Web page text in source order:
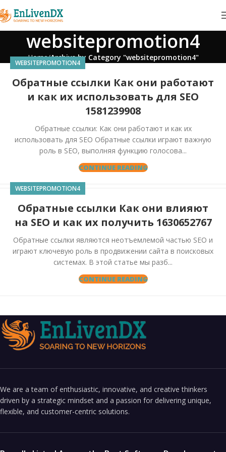
websitepromotion4
Home Archive by Category "websitepromotion4"
WEBSITEPROMOTION4
Обратные ссылки Как они работают
и как их использовать для SEO
1581239908
Обратные ссылки: Как они работают и как их
использовать для SEO Обратные ссылки играют важную
роль в SEO, выполняя функцию голосова...
CONTINUE READING
WEBSITEPROMOTION4
Обратные ссылки Как они влияют
на SEO и как их получить 1630652767
Обратные ссылки являются неотъемлемой частью SEO и
играют ключевую роль в продвижении сайта в поисковых
системах. В этой статье мы разб...
CONTINUE READING
We are a team of enthusiastic, innovative, and creative thinkers
driven by a strategic mindset and a passion for delivering unique,
flexible, and customer-centric solutions.